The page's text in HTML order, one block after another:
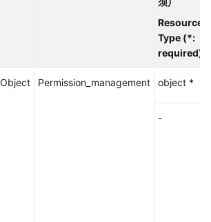
Resource
Type (*:
required)
Permission_management object *
-